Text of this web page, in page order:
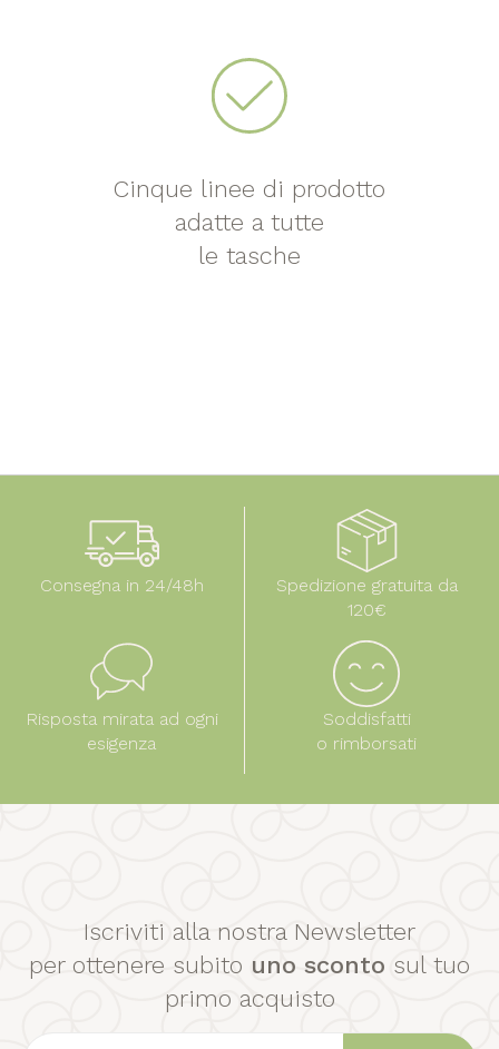
Cinque linee di prodotto
adatte a tutte
le tasche
Consegna in 24/48h
Spedizione gratuita da
120€
Risposta mirata ad ogni
esigenza
Soddisfatti
o rimborsati
Iscriviti alla nostra Newsletter
per ottenere subito uno sconto sul tuo
primo acquisto